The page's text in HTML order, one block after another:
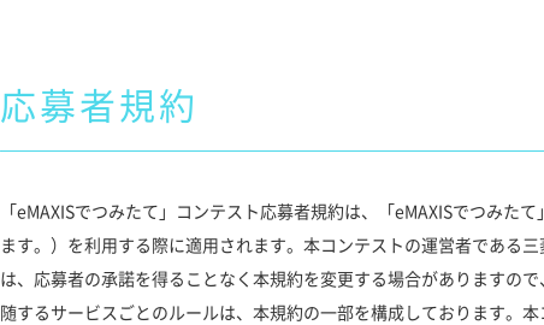
応募者規約
「eMAXISでつみたて」コンテスト応募者規約は、「eMAXISでつみ
ます。）を利用する際に適用されます。本コンテストの運営者である
は、応募者の承諾を得ることなく本規約を変更する場合がありますの
随するサービスごとのルールは、本規約の一部を構成しております。